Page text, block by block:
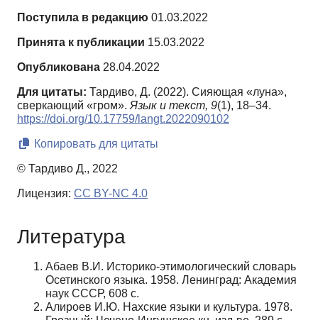
Поступила в редакцию 01.03.2022
Принята к публикации 15.03.2022
Опубликована 28.04.2022
Для цитаты: Тардиво, Д. (2022). Сияющая «луна»,
сверкающий «гром». Язык и текст, 9(1), 18–34.
https://doi.org/10.17759/langt.2022090102
Копировать для цитаты
© Тардиво Д., 2022
Лицензия: CC BY-NC 4.0
Литература
Абаев В.И. Историко-этимологический словарь
Осетинского языка. 1958. Ленинград: Академия
наук СССР, 608 с.
Алироев И.Ю. Нахские языки и культура. 1978.